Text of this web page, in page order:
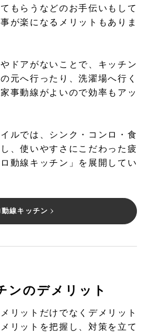
もらうなどのお手伝いもして
が楽になるメリットもありま
ドアがないことで、キッチン
元へ行ったり、洗濯場へ行く
事動線がよいので効率もアッ
ルでは、シンク・コンロ・食
、使いやすさにこだわった疲
動線キッチン」を展開してい
動線キッチン
ンのデメリット
リットだけでなくデメリット
リットを把握し、対策を立て